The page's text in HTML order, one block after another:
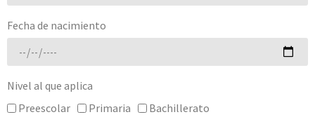
Fecha de nacimiento
Nivel al que aplica
Preescolar
Primaria Bachillerato